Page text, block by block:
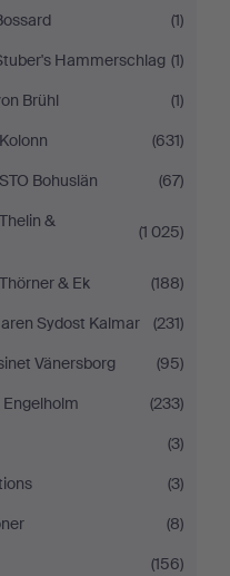
(1)
Hammerschlag (1)
Brühl
(1)
(631)
Bohuslän
(67)
&
(1 025)
& Ek
(188)
Sydost Kalmar
(231)
Vänersborg
(95)
(233)
(3)
(3)
(8)
(156)